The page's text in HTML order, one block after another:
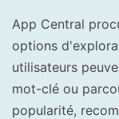
App Central
options
utilisateurs
mot-clé ou
popularité,